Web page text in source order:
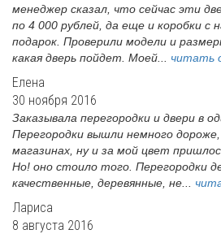
менеджер сказал, что сейчас эти
по 4 000 рублей, да еще и коробки с
подарок. Проверили модели и
какая дверь пойдет. Моей... читать
Елена
30 ноября 2016
Заказывала перегородки и двери в
Перегородки вышли немного дороже,
магазинах, ну и за мой цвет
Но! оно стоило того. Перегородки
качественные, деревянные, не...
Лариса
8 августа 2016